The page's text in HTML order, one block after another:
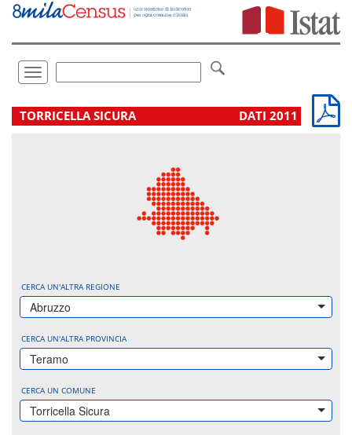
Vai
direttamente
Toggle
navigation
.
TORRICELLA SICURA DATI 2011
CERCA UN'ALTRA REGIONE
Abruzzo
CERCA UN'ALTRA PROVINCIA
Teramo
CERCA UN COMUNE
Torricella Sicura